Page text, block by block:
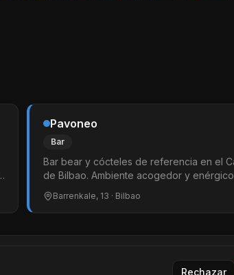
Pavoneo
Bar
Bar bear y cócteles de referencia en el Casco Viejo
de Bilbao. Ambiente acogedor y enérgico con noches
temáticas, bingo drag y DJs. El punto de encuentro
LGTBIQ+ de Barrenkale.
Barrenkale, 13 · Bilbao
Cookies Términos
Rechazar